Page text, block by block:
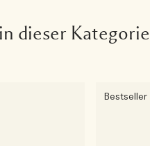
dieser Kategorie
Bestseller